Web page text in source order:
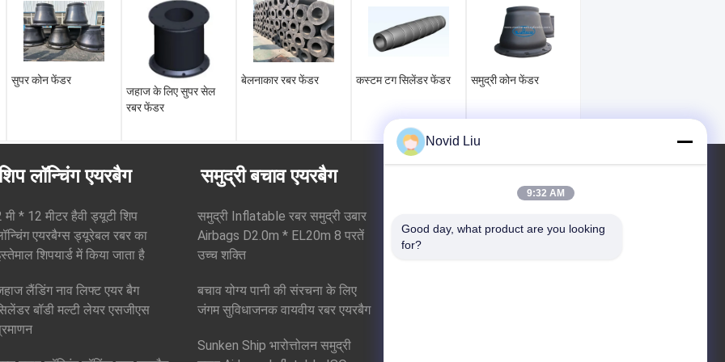
सुपर कोन फेंडर
जहाज के लिए सुपर सेल
रबर फेंडर
बेलनाकार रबर फेंडर कस्टम टग सिलेंडर फेंडर समुद्री कोन फेंडर
लॉन्चिंग एयरबैग
मी * 12 मीटर हैवी ड्यूटी शिप
एयरबैग्स ड्यूरेबल रबर का
शिपयार्ड में किया जाता है
लैंडिंग नाव लिफ्ट एयर बैग
बॉडी मल्टी लेयर एसजीएस
समुद्री बचाव एयरबैग
समुद्री Inflatable रबर समुद्री उबार
Airbags D2.0m * EL20m 8 परतें
उच्च शक्ति
बचाव योग्य पानी की संरचना के लिए
जंगम सुविधाजनक वायवीय रबर एयरबैग
Sunken Ship भारोत्तोलन समुद्री
Novid Liu
9:32 AM
Good day, what product are you looking
for?